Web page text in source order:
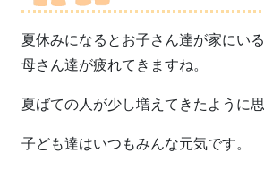
夏休みになるとお子さん達が家にい
母さん達が疲れてきますね。
夏ばての人が少し増えてきたように思
子ども達はいつもみんな元気です。